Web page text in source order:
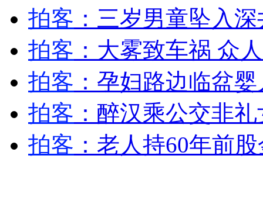
外交部：有关国家言论片面不公正
安徽一实载49人客车翻车
走！跟着总书记去植树
拍客 ：三岁男童坠入
拍客 ：大雾致车祸 众
拍客 ：孕妇路边临盆
拍客 ：醉汉乘公交非
拍客 ：老人持60年前